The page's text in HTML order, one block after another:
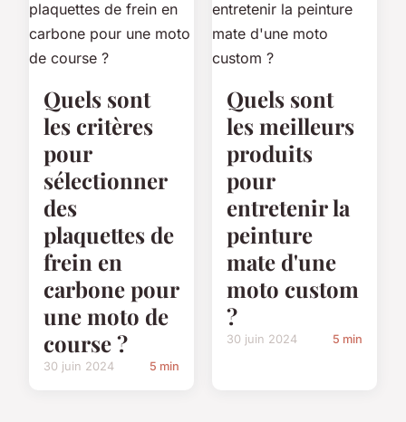
Quels sont
les critères
pour
sélectionner
des
plaquettes de
frein en
carbone pour
une moto de
course ?
30 juin 2024 5 min
Quels sont
les meilleurs
produits
pour
entretenir la
peinture
mate d'une
moto custom
?
30 juin 2024 5 min